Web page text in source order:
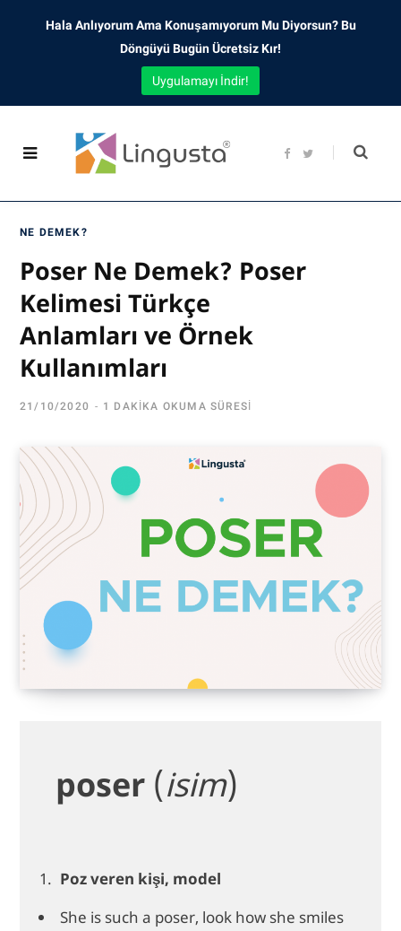
F
b
t
NE DEMEK?
Poser Ne Demek? Poser
Kelimesi Türkçe
Anlamları ve Örnek
Kullanımları
21/10/2020 1 DAKIKA OKUMA SÜRESI
poser (isim)
Poz veren kişi, model
She is such a poser, look how she smiles
Hala Anlıyorum Ama Konuşamıyorum Mu Diyorsun? Bu
Döngüyü Bugün Ücretsiz Kır!
Uygulamayı İndir!